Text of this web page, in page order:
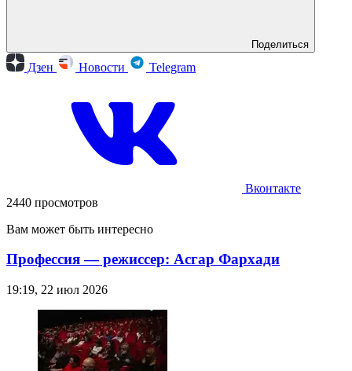
Поделиться
Дзен Новости Telegram
Вконтакте
2440 просмотров
Вам может быть интересно
Профессия — режиссер: Асгар Фархади
19:19, 22 июл 2026